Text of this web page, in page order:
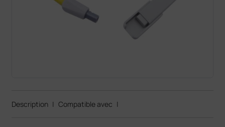
Description | Compatible avec |